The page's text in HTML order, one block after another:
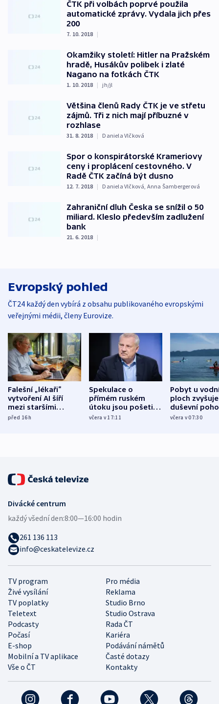
ČTK při volbách poprvé použila
automatické zprávy. Vydala jich přes
200
7. 10. 2018 |
Okamžiky století: Hitler na Pražském
hradě, Husákův polibek i zlaté
Nagano na fotkách ČTK
1. 10. 2018 | jh/jl
Většina členů Rady ČTK je ve střetu
zájmů. Tři z nich mají příbuzné v
rozhlase
31. 8. 2018 | Daniela Vlčková
Spor o konspirátorské Krameriovy
ceny i proplácení cestovného. V
Radě ČTK začíná být dusno
12. 7. 2018 | Daniela Vlčková Anna Šambergerová
Zahraniční dluh Česka se snížil o 50
miliard. Kleslo především zadlužení
bank
21. 6. 2018 |
Evropský pohled
ČT24 každý den vybírá z obsahu publikovaného evropskými
veřejnými médii, členy Eurovize.
Falešní „lékaři“
vytvoření AI šíří
mezi staršími
Poláky nebezpečné
před 16h
Spekulace o
přímém ruském
útoku jsou pošetilé,
míní estonský
včera v 17:11
Pobyt u
ploch zvyšuje
duševní
ukázala
včera v 07:30
TV program
Pro média
Živé vysílání
Reklama
TV poplatky
Studio Brno
Teletext
Studio Ostrava
Podcasty
Rada ČT
Počasí
Kariéra
E-shop
Podávání námětů
Mobilní a TV aplikace
Časté dotazy
Vše o ČT
Kontakty
Divácké centrum
každý všední den:8:00—16:00 hodin
261 136 113
info@ceskatelevize.cz